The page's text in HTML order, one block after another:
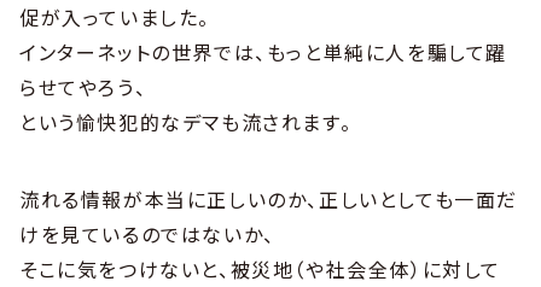
促が入っていました。
インターネットの世界では、もっと単純に人を騙して躍
らせてやろう、
という愉快犯的なデマも流されます。
流れる情報が本当に正しいのか、正しいとしても一面だ
けを見ているのではないか、
そこに気をつけないと、被災地（や社会全体）に対して